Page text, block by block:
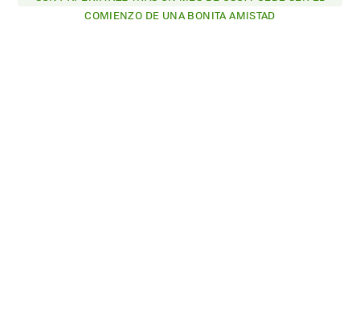
COMIENZO DE UNA BONITA AMISTAD